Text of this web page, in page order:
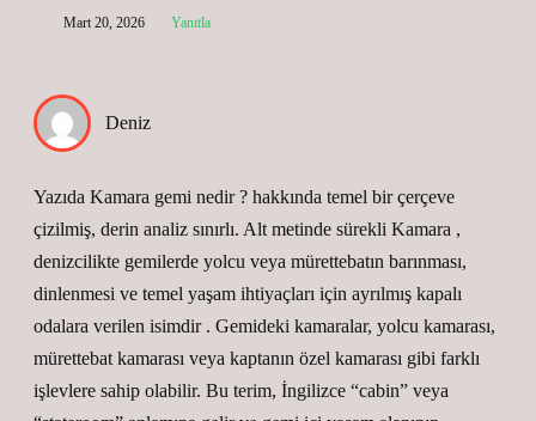
Mart 20, 2026 Yanıtla
Deniz
Yazıda Kamara gemi nedir ? hakkında temel bir çerçeve
çizilmiş, derin analiz sınırlı. Alt metinde sürekli Kamara ,
denizcilikte gemilerde yolcu veya mürettebatın barınması,
dinlenmesi ve temel yaşam ihtiyaçları için ayrılmış kapalı
odalara verilen isimdir . Gemideki kamaralar, yolcu kamarası,
mürettebat kamarası veya kaptanın özel kamarası gibi farklı
işlevlere sahip olabilir. Bu terim, İngilizce “cabin” veya